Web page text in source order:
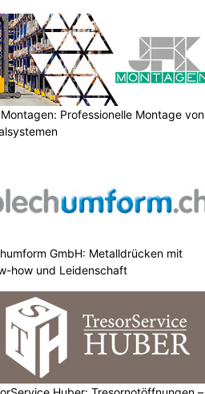
Professionelle Montage von
GmbH: Metalldrücken mit
how und Leidenschaft